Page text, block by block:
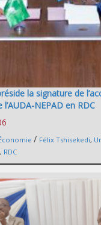
la signature de
NEPAD en RDC
/ Félix Tshisekedi,
, RDC